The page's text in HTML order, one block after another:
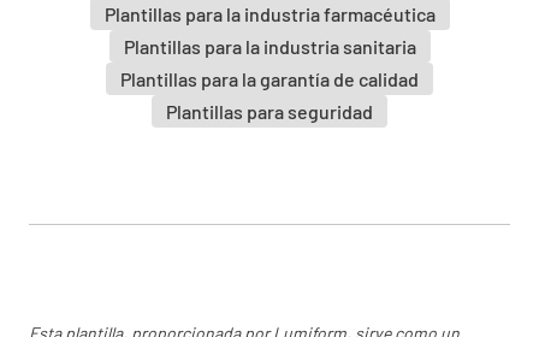
Plantillas para la industria farmacéutica
Plantillas para la industria sanitaria
Plantillas para la garantía de calidad
Plantillas para seguridad
codeína y otros medicamentos fiscalizados de
la Lista 5?
SÍ
Esta plantilla, proporcionada por Lumiform, sirve como un